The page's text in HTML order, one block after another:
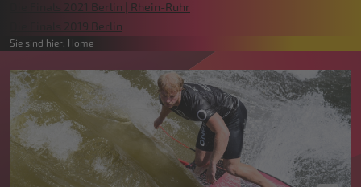
Die Finals 2021 Berlin | Rhein-Ruhr
Die Finals 2019 Berlin
Sie sind hier: Home